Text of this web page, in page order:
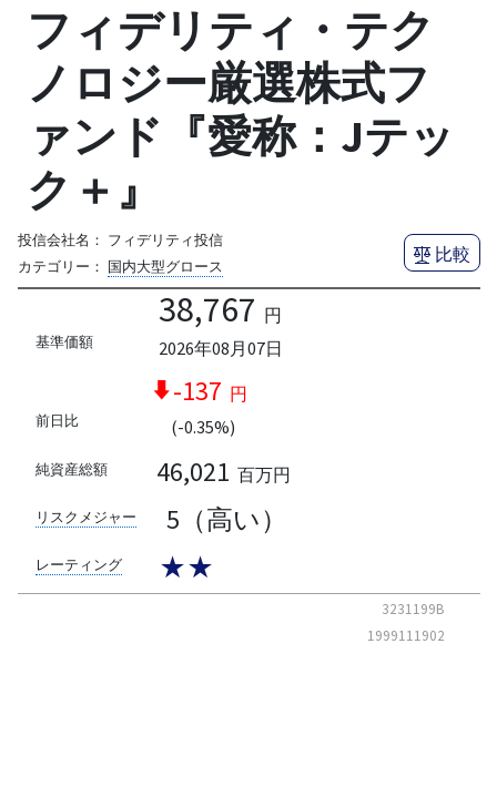
フィデリティ・テク
ノロジー厳選株式フ
ァンド『愛称：Jテッ
ク＋』
投信会社名： フィデリティ投信
カテゴリー： 国内大型グロース
比較
基準価額
38,767 円
2026年08月07日
前日比
-137 円
(-0.35%)
純資産総額 46,021 百万円
リスクメジャー 5（高い）
レーティング ★★
3231199B
1999111902